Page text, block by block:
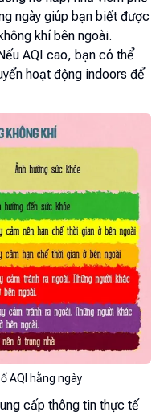
ngày giúp bạn biết được
khí bên ngoài.
AQI cao, bạn có thể
hoạt động indoors để
AQI hằng ngày
cấp thông tin thực tế